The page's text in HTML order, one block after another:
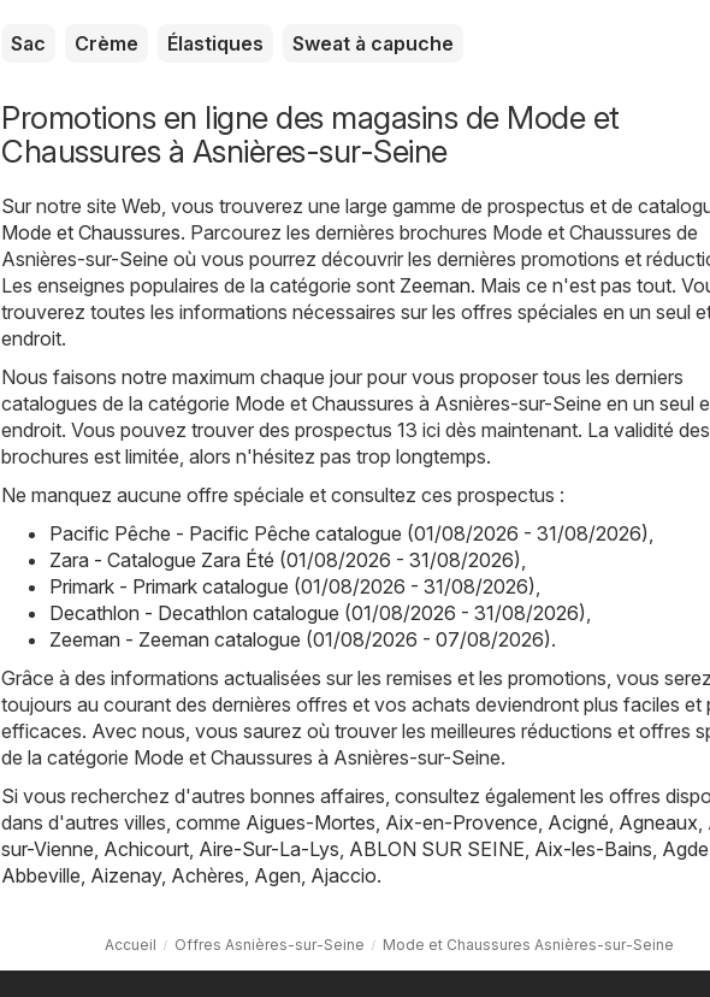
Sac Crème Élastiques Sweat à capuche
Promotions en ligne des magasins de Mode et
Chaussures à Asnières-sur-Seine
Sur notre site Web, vous trouverez une large gamme de prospectus et de
Mode et Chaussures. Parcourez les dernières brochures Mode et Chaussures de
Asnières-sur-Seine où vous pourrez découvrir les dernières promotions et
Les enseignes populaires de la catégorie sont Zeeman. Mais ce n'est pas tout.
trouverez toutes les informations nécessaires sur les offres spéciales en un seul
endroit.
Nous faisons notre maximum chaque jour pour vous proposer tous les derniers
catalogues de la catégorie Mode et Chaussures à Asnières-sur-Seine en un seul
endroit. Vous pouvez trouver des prospectus 13 ici dès maintenant. La validité des
brochures est limitée, alors n'hésitez pas trop longtemps.
Ne manquez aucune offre spéciale et consultez ces prospectus :
Pacific Pêche - Pacific Pêche catalogue (01/08/2026 - 31/08/2026)
Zara - Catalogue Zara Été (01/08/2026 - 31/08/2026)
Primark - Primark catalogue (01/08/2026 - 31/08/2026)
Decathlon - Decathlon catalogue (01/08/2026 - 31/08/2026)
Zeeman - Zeeman catalogue (01/08/2026 - 07/08/2026).
Grâce à des informations actualisées sur les remises et les promotions, vous serez
toujours au courant des dernières offres et vos achats deviendront plus faciles et
efficaces. Avec nous, vous saurez où trouver les meilleures réductions et offres
de la catégorie Mode et Chaussures à Asnières-sur-Seine.
Si vous recherchez d'autres bonnes affaires, consultez également les offres
dans d'autres villes, comme Aigues-Mortes Aix-en-Provence Acigné Agneaux
sur-Vienne Achicourt Aire-Sur-La-Lys ABLON SUR SEINE Aix-les-Bains Agde
Abbeville Aizenay, Achères Agen Ajaccio.
Accueil Offres Asnières-sur-Seine Mode et Chaussures Asnières-sur-Seine